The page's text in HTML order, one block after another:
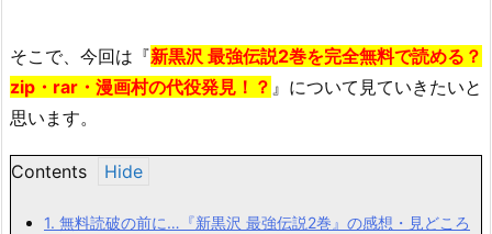
そこで、今回は『新黒沢 最強伝説2巻を完全無料で読める？
zip・rar・漫画村の代役発見！？ 』について見ていきたいと
思います。
Contents
1. 無料読破の前に…『新黒沢 最強伝説2巻』の感想・見どころ